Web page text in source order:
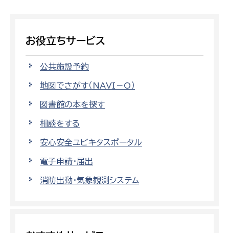
お役立ちサービス
公共施設予約
地図でさがす（NAVI－O）
図書館の本を探す
相談をする
安心安全ユビキタスポータル
電子申請・届出
消防出動・気象観測システム